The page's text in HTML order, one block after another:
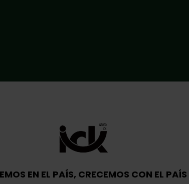
EN EL PAÍS, CRECEMOS CON EL PAÍS